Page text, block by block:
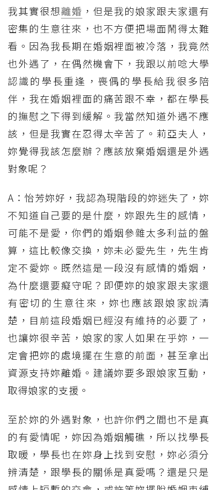
我其實很想離婚 ，但是我的娘家跟夫家還有
密集的生意往來，也不方便把場面鬧得太難
看。因為我長期在婚姻裡面被冷落，我竟然
也外遇了，在偶然機會下，我跟以前唸大學
認識的學長重逢，喪偶的學長給我很多陪
伴，我在婚姻裡面的痛苦跟不幸，都在學長
的撫慰之下得到緩解。我當然知道外遇不應
該，但是我實在忍得太辛苦了。莉亞夫人，
妳覺得我該怎麼辦？應該放棄婚姻還是外遇
對象呢？
A：怡芳妳好，我認為現階段的妳迷失了，妳
不知道自己要的是什麼，妳跟先生的感情，
可能不是愛，你們的婚姻參雜太多利益的盤
算，這比較像交換，妳未必愛先生，先生肯
定不愛妳。既然這是一段沒有感情的婚姻，
為什麼還要癡守呢？即便妳的娘家跟夫家還
有密切的生意往來，妳也應該跟娘家說清
楚，目前這段婚姻已經沒有維持的必要了，
也讓妳很辛苦，娘家的家人如果在乎妳，一
定會把妳的處境擺在生意的前面，甚至拿出
資源支持妳離婚。建議妳要多跟娘家互動，
取得娘家的支援。
至於妳的外遇對象，也許你們之間也不是真
的有愛情呢，妳因為婚姻觸礁，所以找學長
取暖，學長也在妳身上找到安慰，妳必須分
辨清楚，跟學長的關係是真愛嗎？還是只是